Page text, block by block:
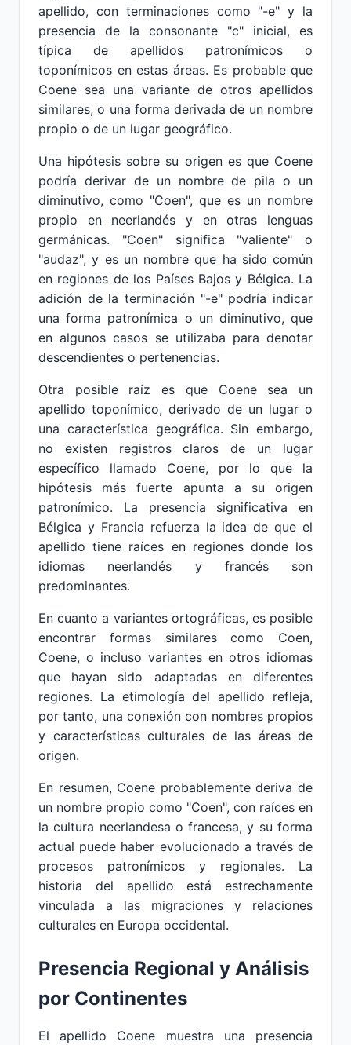
apellido, con terminaciones como "-e" y la
presencia de la consonante "c" inicial, es
típica de apellidos patronímicos o
toponímicos en estas áreas. Es probable que
Coene sea una variante de otros apellidos
similares, o una forma derivada de un nombre
propio o de un lugar geográfico.
Una hipótesis sobre su origen es que Coene
podría derivar de un nombre de pila o un
diminutivo, como "Coen", que es un nombre
propio en neerlandés y en otras lenguas
germánicas. "Coen" significa "valiente" o
"audaz", y es un nombre que ha sido común
en regiones de los Países Bajos y Bélgica. La
adición de la terminación "-e" podría indicar
una forma patronímica o un diminutivo, que
en algunos casos se utilizaba para denotar
descendientes o pertenencias.
Otra posible raíz es que Coene sea un
apellido toponímico, derivado de un lugar o
una característica geográfica. Sin embargo,
no existen registros claros de un lugar
específico llamado Coene, por lo que la
hipótesis más fuerte apunta a su origen
patronímico. La presencia significativa en
Bélgica y Francia refuerza la idea de que el
apellido tiene raíces en regiones donde los
idiomas neerlandés y francés son
predominantes.
En cuanto a variantes ortográficas, es posible
encontrar formas similares como Coen,
Coene, o incluso variantes en otros idiomas
que hayan sido adaptadas en diferentes
regiones. La etimología del apellido refleja,
por tanto, una conexión con nombres propios
y características culturales de las áreas de
origen.
En resumen, Coene probablemente deriva de
un nombre propio como "Coen", con raíces en
la cultura neerlandesa o francesa, y su forma
actual puede haber evolucionado a través de
procesos patronímicos y regionales. La
historia del apellido está estrechamente
vinculada a las migraciones y relaciones
culturales en Europa occidental.
Presencia Regional y Análisis
por Continentes
El apellido Coene muestra una presencia